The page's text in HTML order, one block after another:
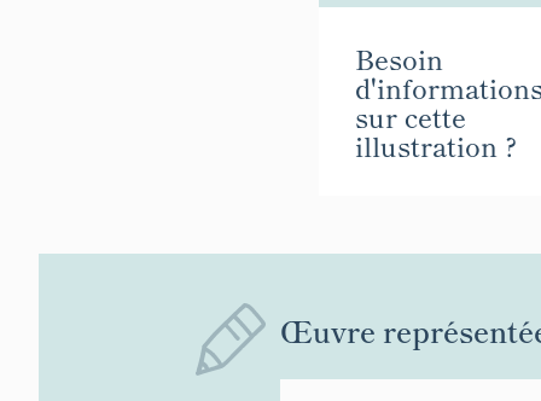
Besoin
sur cette
illustration ?
Œuvre